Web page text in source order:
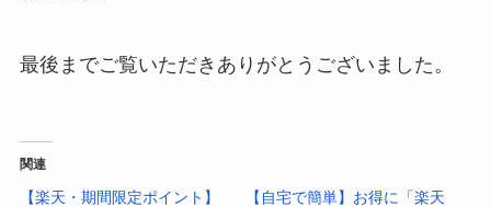
最後までご覧いただきありがとうございました。
関連
【楽天・期間限定ポイント】
【自宅で簡単】お得に「楽天